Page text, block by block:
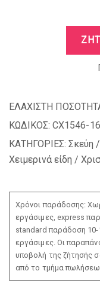
ΕΛΑΧΙΣΤΗ
ΚΩΔΙΚΟΣ: CX1546-16
ΚΑΤΗΓΟΡΙΕΣ: Σκεύη
Χειμερινά είδη /
Χρόνοι παράδοσης:
εργάσιμες, express
standard παράδοση
εργάσιμες. Οι
υποβολή της ζήτησής
από το τμήμα